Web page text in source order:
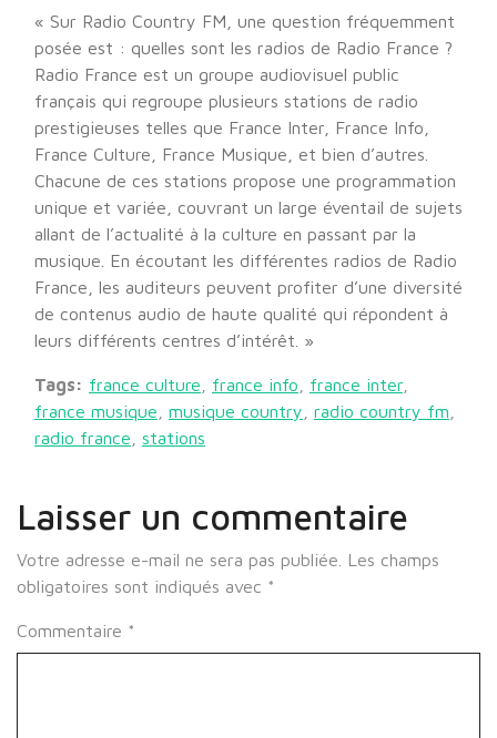
« Sur Radio Country FM, une question fréquemment
posée est : quelles sont les radios de Radio France ?
Radio France est un groupe audiovisuel public
français qui regroupe plusieurs stations de radio
prestigieuses telles que France Inter, France Info,
France Culture, France Musique, et bien d’autres.
Chacune de ces stations propose une programmation
unique et variée, couvrant un large éventail de sujets
allant de l’actualité à la culture en passant par la
musique. En écoutant les différentes radios de Radio
France, les auditeurs peuvent profiter d’une diversité
de contenus audio de haute qualité qui répondent à
leurs différents centres d’intérêt. »
Tags: france culture france info france inter
france musique
musique country radio country fm
radio france
stations
Laisser un commentaire
Votre adresse e-mail ne sera pas publiée.
Les champs
obligatoires sont indiqués avec *
Commentaire *